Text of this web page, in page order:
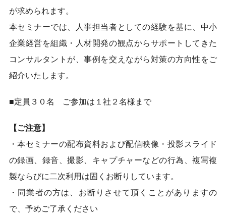
が求められます。
本セミナーでは、人事担当者としての経験を基に、中小
企業経営を組織・人材開発の観点からサポートしてきた
コンサルタントが、事例を交えながら対策の方向性をご
紹介いたします。
■定員３０名 ご参加は１社２名様まで
【ご注意】
・本セミナーの配布資料および配信映像・投影スライド
の録画、録音、撮影、キャプチャーなどの行為、複写複
製ならびに二次利用は固くお断りしています。
・同業者の方は、お断りさせて頂くことがありますの
で、予めご了承ください